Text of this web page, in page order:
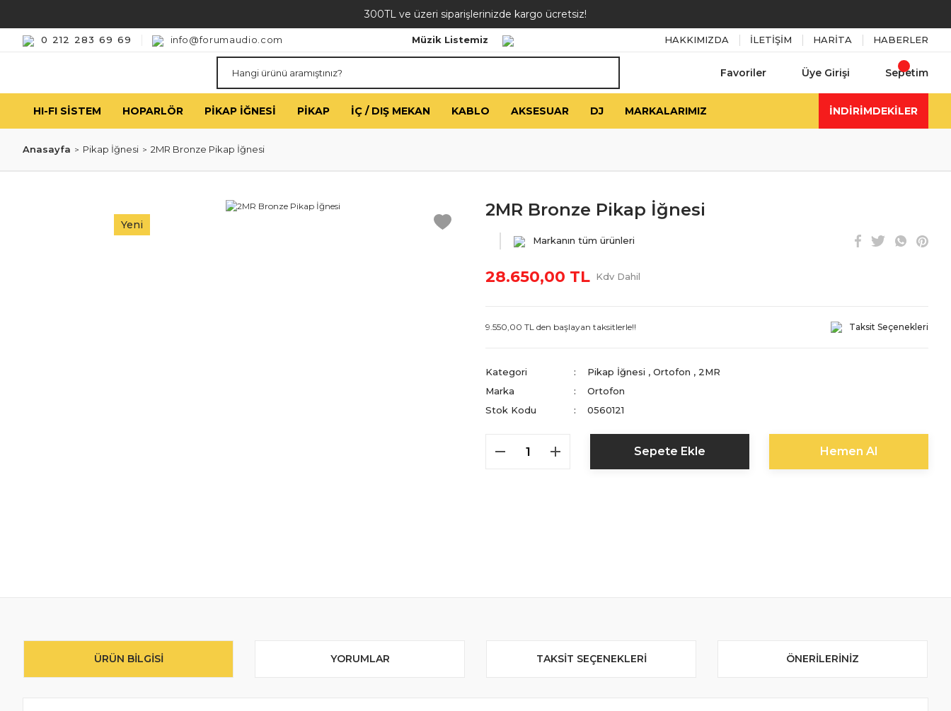
300TL ve üzeri siparişlerinizde kargo ücretsiz!
0 212 283 69 69 info@forumaudio.com Müzik Listemiz HAKKIMIZDA İLETİŞİM HARİTA HABERLER
Favoriler Üye Girişi Sepetim
HI-FI SISTEM HOPARLÖR PIKAP İĞNESI PIKAP İÇ / DIŞ MEKAN KABLO AKSESUAR DJ MARKALARIMIZ İNDİRİMDEKİLER
Anasayfa Pikap İğnesi 2MR Bronze Pikap İğnesi
Yeni
2MR Bronze Pikap İğnesi
Markanın tüm ürünleri
28.650,00 TL Kdv Dahil
9.550,00 TL den başlayan taksitlerle!! Taksit Seçenekleri
Kategori Pikap İğnesi ,Ortofon , 2MR
Marka
Ortofon
Stok Kodu
0560121
Sepete Ekle Hemen Al
ÜRÜN BILGISI YORUMLAR TAKSIT SEÇENEKLERI ÖNERILERINIZ